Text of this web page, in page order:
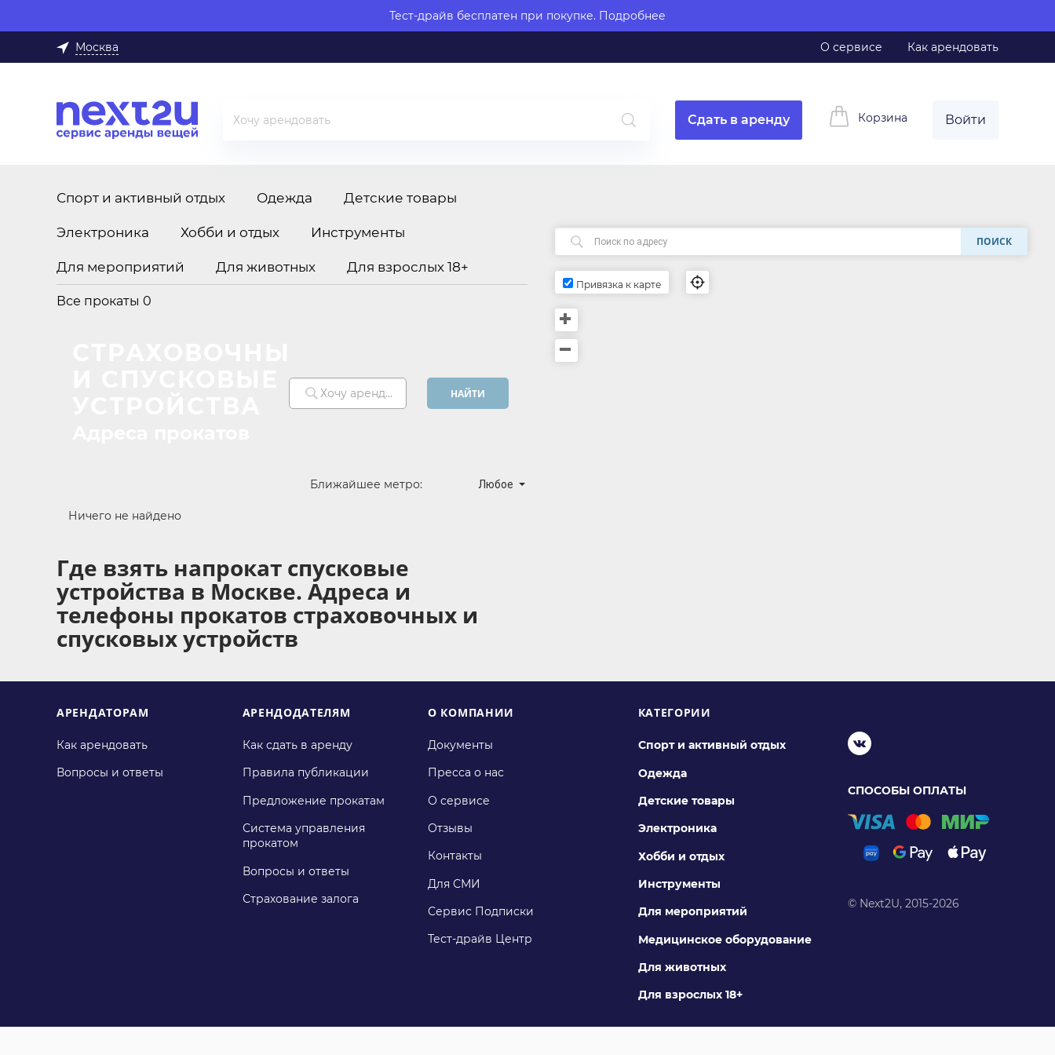
Тест-драйв бесплатен при покупке. Подробнее
Москва О сервисе Как арендовать
Сдать в аренду Корзина Войти
Спорт и активный отдых Одежда Детские товары
Электроника Хобби и отдых Инструменты
Для мероприятий Для животных Для взрослых 18+
Все прокаты 0
НАЙТИ
Хочу арендовать...
Ближайшее метро: Любое
Ничего не найдено
Где взять напрокат спусковые
устройства в Москве. Адреса и
телефоны прокатов страховочных и
спусковых устройств
ПОИСК
Привязка к карте
АРЕНДАТОРАМ
Как арендовать
Вопросы и ответы
АРЕНДОДАТЕЛЯМ
Как сдать в аренду
Правила публикации
Предложение прокатам
Система управления
прокатом
Вопросы и ответы
Страхование залога
О КОМПАНИИ
Документы
Пресса о нас
О сервисе
Отзывы
Контакты
Для СМИ
Сервис Подписки
Тест-драйв Центр
КАТЕГОРИИ
Спорт и активный отдых
Одежда
Детские товары
Электроника
Хобби и отдых
Инструменты
Для мероприятий
Медицинское оборудование
Для животных
Для взрослых 18+
СПОСОБЫ ОПЛАТЫ
© Next2U, 2015-2026